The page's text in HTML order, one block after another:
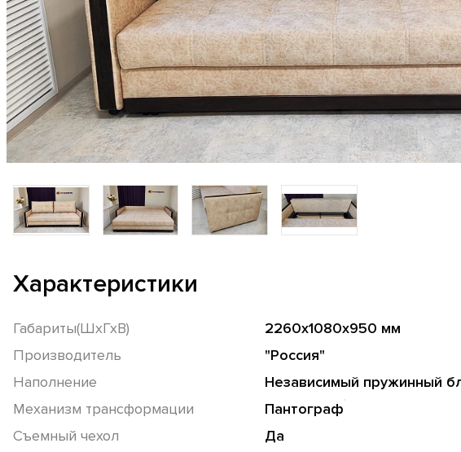
Характеристики
Габариты(ШхГхВ)
2260х1080х950 мм
Производитель
"Россия"
Наполнение
Независимый пружинный
Механизм трансформации
Пантограф
Съемный чехол
Да